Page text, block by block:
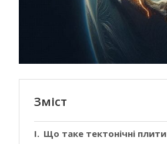
Зміст
Що таке тектонічні плити